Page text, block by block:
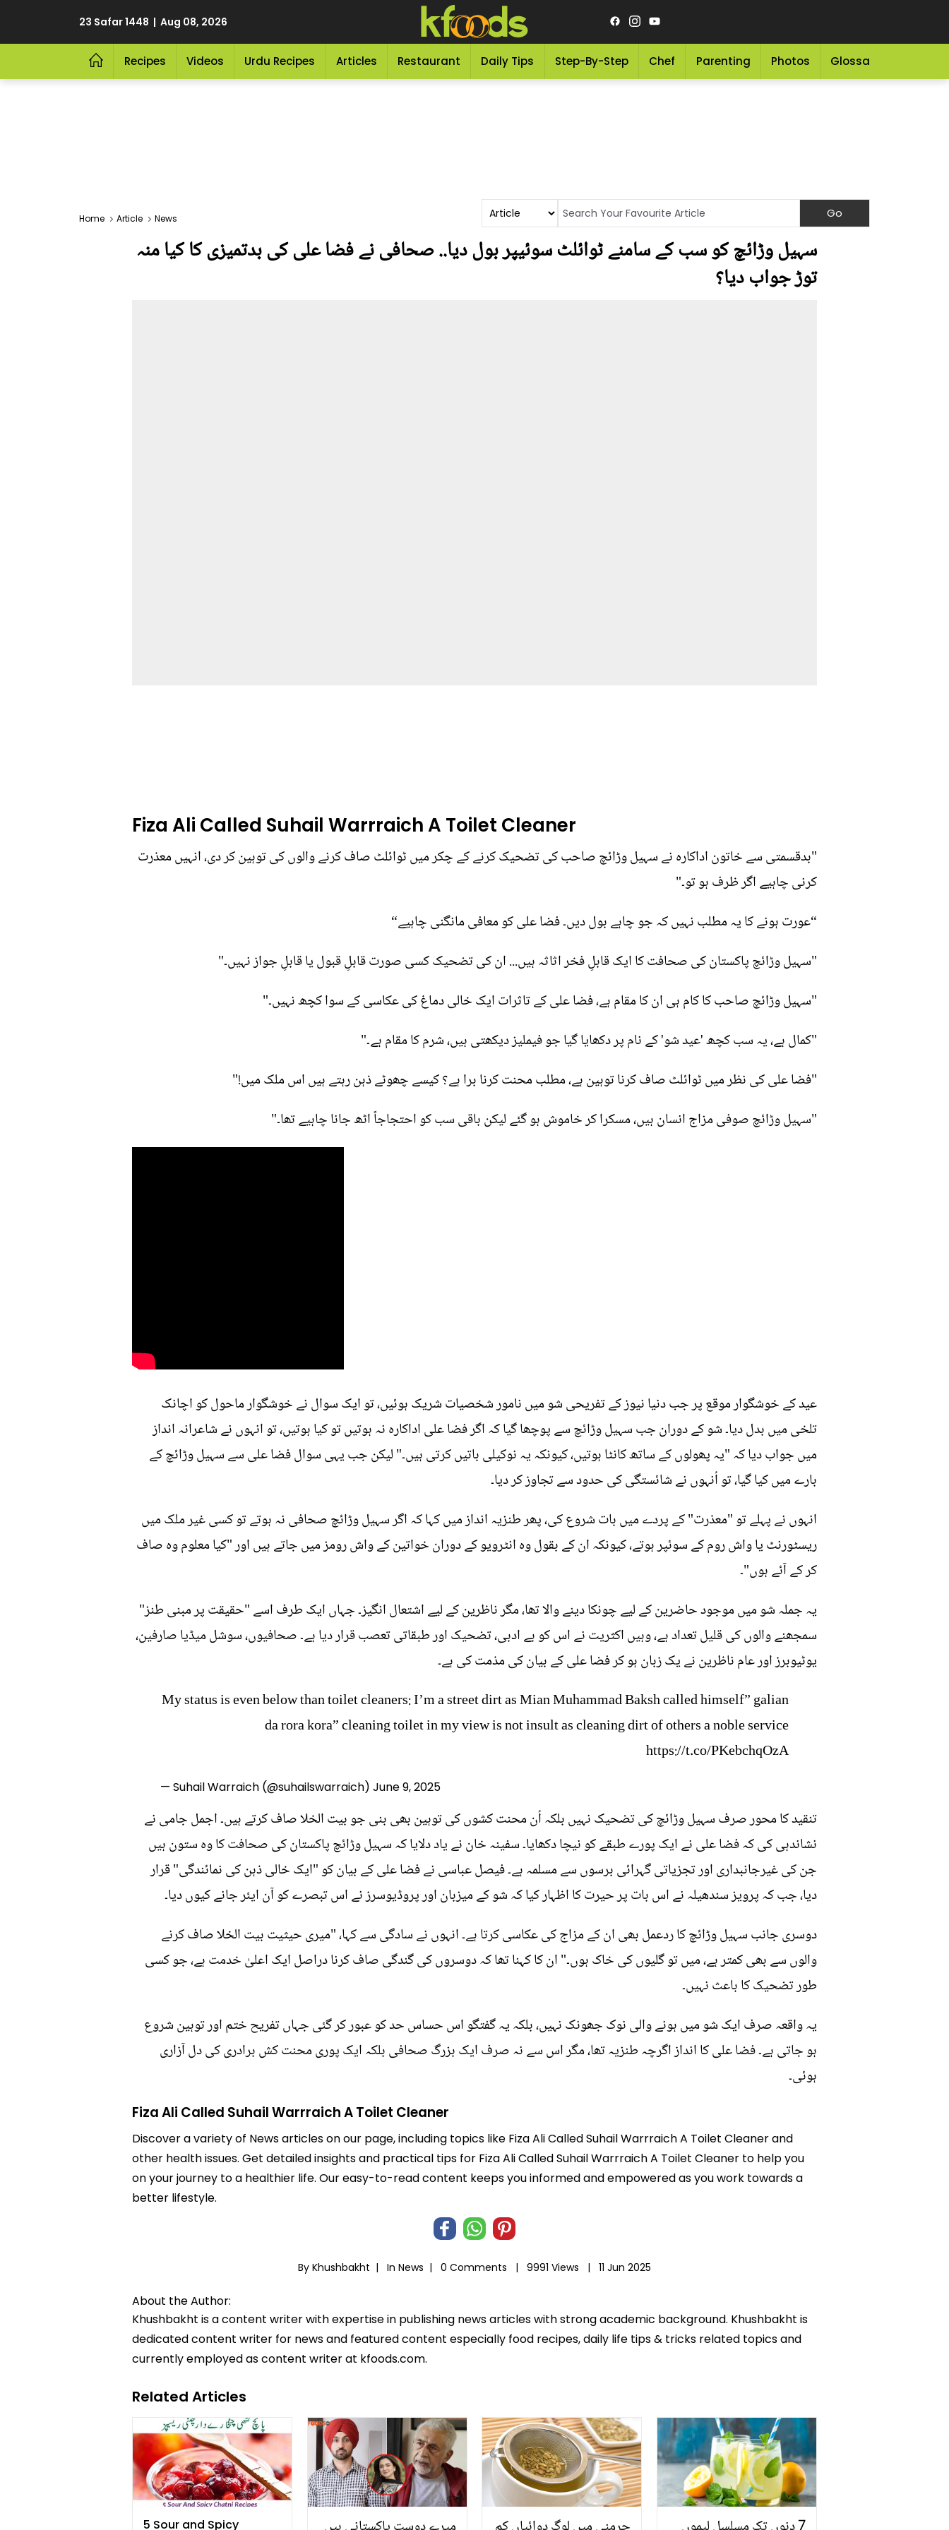
23 Safar 1448 | Aug 08, 2026
Recipes Videos Urdu Recipes Articles Restaurant Daily Tips Step-By-Step Chef Parenting Photos Glossary
Home Article News
سہیل وڑائچ کو سب کے سامنے ٹوائلٹ سوئیپر بول دیا.. صحافی نے فضا علی کی بدتمیزی کا کیا منہ
توڑ جواب دیا؟
Fiza Ali Called Suhail Warrraich A Toilet Cleaner
"بدقسمتی سے خاتون اداکارہ نے سہیل وڑائچ صاحب کی تضحیک کرنے کے چکر میں ٹوائلٹ صاف کرنے والوں کی توہین کر دی، انہیں معذرت
کرنی چاہیے اگر ظرف ہو تو۔"
“عورت ہونے کا یہ مطلب نہیں کہ جو چاہے بول دیں۔ فضا علی کو معافی مانگنی چاہیے“
"سہیل وڑائچ پاکستان کی صحافت کا ایک قابلِ فخر اثاثہ ہیں... ان کی تضحیک کسی صورت قابلِ قبول یا قابلِ جواز نہیں۔"
"سہیل وڑائچ صاحب کا کام ہی ان کا مقام ہے، فضا علی کے تاثرات ایک خالی دماغ کی عکاسی کے سوا کچھ نہیں۔"
"کمال ہے، یہ سب کچھ 'عید شو' کے نام پر دکھایا گیا جو فیملیز دیکھتی ہیں، شرم کا مقام ہے۔"
"فضا علی کی نظر میں ٹوائلٹ صاف کرنا توہین ہے، مطلب محنت کرنا برا ہے؟ کیسے چھوٹے ذہن رہتے ہیں اس ملک میں!"
"سہیل وڑائچ صوفی مزاج انسان ہیں، مسکرا کر خاموش ہو گئے لیکن باقی سب کو احتجاجاً اٹھ جانا چاہیے تھا۔"
عید کے خوشگوار موقع پر جب دنیا نیوز کے تفریحی شو میں نامور شخصیات شریک ہوئیں، تو ایک سوال نے خوشگوار ماحول کو اچانک
تلخی میں بدل دیا۔ شو کے دوران جب سہیل وڑائچ سے پوچھا گیا کہ اگر فضا علی اداکارہ نہ ہوتیں تو کیا ہوتیں، تو انہوں نے شاعرانہ انداز
میں جواب دیا کہ "یہ پھولوں کے ساتھ کانٹا ہوتیں، کیونکہ یہ نوکیلی باتیں کرتی ہیں۔" لیکن جب یہی سوال فضا علی سے سہیل وڑائچ کے
بارے میں کیا گیا، تو اُنہوں نے شائستگی کی حدود سے تجاوز کر دیا۔
انہوں نے پہلے تو "معذرت" کے پردے میں بات شروع کی، پھر طنزیہ انداز میں کہا کہ اگر سہیل وڑائچ صحافی نہ ہوتے تو کسی غیر ملک میں
ریسٹورنٹ یا واش روم کے سوئپر ہوتے، کیونکہ ان کے بقول وہ انٹرویو کے دوران خواتین کے واش رومز میں جاتے ہیں اور "کیا معلوم وہ صاف
کر کے آئے ہوں"۔
یہ جملہ شو میں موجود حاضرین کے لیے چونکا دینے والا تھا، مگر ناظرین کے لیے اشتعال انگیز۔ جہاں ایک طرف اسے "حقیقت پر مبنی طنز"
سمجھنے والوں کی قلیل تعداد ہے، وہیں اکثریت نے اس کو بے ادبی، تضحیک اور طبقاتی تعصب قرار دیا ہے۔ صحافیوں، سوشل میڈیا صارفین،
یوٹیوبرز اور عام ناظرین نے یک زبان ہو کر فضا علی کے بیان کی مذمت کی ہے۔
My status is even below than toilet cleaners: I’m a street dirt as Mian Muhammad Baksh called himself” galian
da rora kora” cleaning toilet in my view is not insult as cleaning dirt of others a noble service
https://t.co/PKebchqOzA
— Suhail Warraich (@suhailswarraich) June 9, 2025
تنقید کا محور صرف سہیل وڑائچ کی تضحیک نہیں بلکہ اُن محنت کشوں کی توہین بھی بنی جو بیت الخلا صاف کرتے ہیں۔ اجمل جامی نے
نشاندہی کی کہ فضا علی نے ایک پورے طبقے کو نیچا دکھایا۔ سفینہ خان نے یاد دلایا کہ سہیل وڑائچ پاکستان کی صحافت کا وہ ستون ہیں
جن کی غیرجانبداری اور تجزیاتی گہرائی برسوں سے مسلمہ ہے۔ فیصل عباسی نے فضا علی کے بیان کو "ایک خالی ذہن کی نمائندگی" قرار
دیا، جب کہ پرویز سندھیلہ نے اس بات پر حیرت کا اظہار کیا کہ شو کے میزبان اور پروڈیوسرز نے اس تبصرے کو آن ایئر جانے کیوں دیا۔
دوسری جانب سہیل وڑائچ کا ردعمل بھی ان کے مزاج کی عکاسی کرتا ہے۔ انہوں نے سادگی سے کہا، "میری حیثیت بیت الخلا صاف کرنے
والوں سے بھی کمتر ہے، میں تو گلیوں کی خاک ہوں۔" ان کا کہنا تھا کہ دوسروں کی گندگی صاف کرنا دراصل ایک اعلیٰ خدمت ہے، جو کسی
طور تضحیک کا باعث نہیں۔
یہ واقعہ صرف ایک شو میں ہونے والی نوک جھونک نہیں، بلکہ یہ گفتگو اس حساس حد کو عبور کر گئی جہاں تفریح ختم اور توہین شروع
ہو جاتی ہے۔ فضا علی کا انداز اگرچہ طنزیہ تھا، مگر اس سے نہ صرف ایک بزرگ صحافی بلکہ ایک پوری محنت کش برادری کی دل آزاری
ہوئی۔
Fiza Ali Called Suhail Warrraich A Toilet Cleaner
Discover a variety of News articles on our page, including topics like Fiza Ali Called Suhail Warrraich A Toilet Cleaner and
other health issues. Get detailed insights and practical tips for Fiza Ali Called Suhail Warrraich A Toilet Cleaner to help you
on your journey to a healthier life. Our easy-to-read content keeps you informed and empowered as you work towards a
better lifestyle.
By Khushbakht | In News | 0 Comments | 9991 Views | 11 Jun 2025
About the Author:
Khushbakht is a content writer with expertise in publishing news articles with strong academic background. Khushbakht is
dedicated content writer for news and featured content especially food recipes, daily life tips & tricks related topics and
currently employed as content writer at kfoods.com.
Related Articles
5 Sour and Spicy